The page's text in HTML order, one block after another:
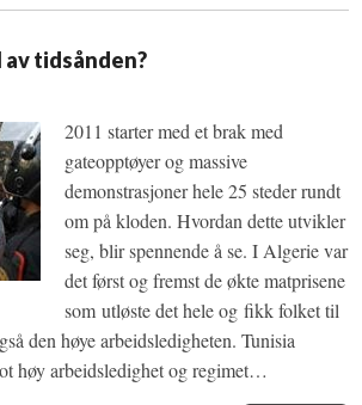
av tidsånden?
2011 starter med et brak med
gateopptøyer og massive
demonstrasjoner hele 25 steder rundt
om på kloden. Hvordan dette utvikler
seg, blir spennende å se. I Algerie var
det først og fremst de økte matprisene
som utløste det hele og fikk folket til
den høye arbeidsledigheten. Tunisia
høy arbeidsledighet og regimet…